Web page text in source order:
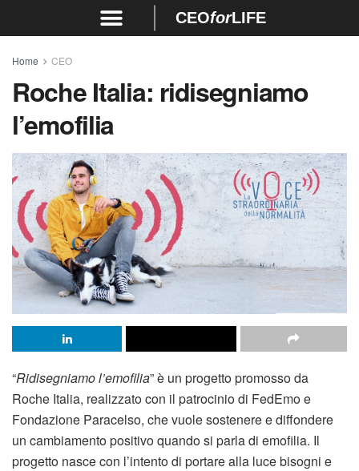
CEOforLIFE
Home CEO
Roche Italia: ridisegniamo
l’emofilia
“Ridisegniamo l’emofilia” è un progetto promosso da
Roche Italia, realizzato con il patrocinio di FedEmo e
Fondazione Paracelso, che vuole sostenere e diffondere
un cambiamento positivo quando si parla di emofilia. Il
progetto nasce con l’intento di portare alla luce bisogni e